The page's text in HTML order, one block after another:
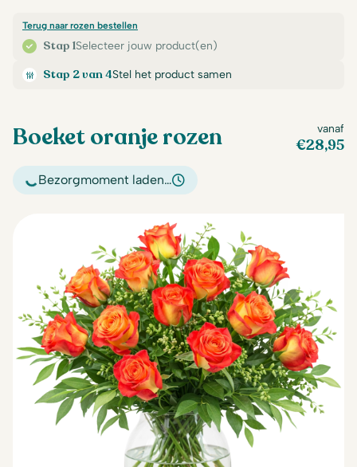
Stap 1Selecteer jouw product(en)
Terug naar rozen bestellen
Stap 2 van 4Stel het product samen
Boeket oranje rozen vanaf
€28,95
Bezorgmoment laden…